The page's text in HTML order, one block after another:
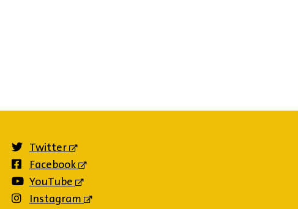
Twitter
(externe
Facebook
(externe
YouTube
(externe
Instagram
(externe